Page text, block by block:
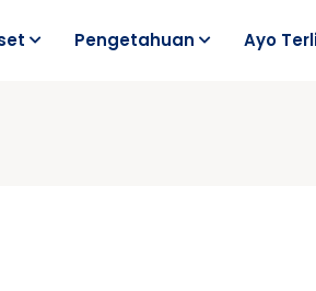
Pengetahuan Ayo